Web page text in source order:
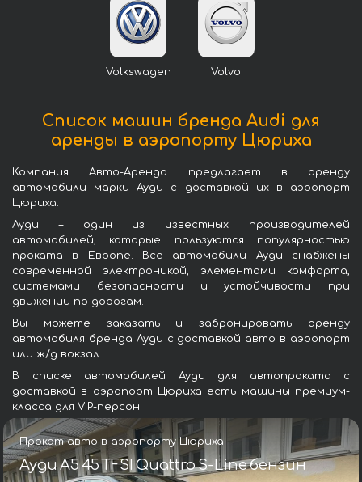
Volkswagen Volvo
Список машин бренда Audi для
аренды в аэропорту Цюриха
Компания Авто-Аренда предлагает в аренду
автомобили марки Ауди с доставкой их в аэропорт
Цюриха.
Ауди – один из известных производителей
автомобилей, которые пользуются популярностью
проката в Европе. Все автомобили Ауди снабжены
современной электроникой, элементами комфорта,
системами безопасности и устойчивости при
движении по дорогам.
Вы можете заказать и забронировать аренду
автомобиля бренда Ауди с доставкой авто в аэропорт
или ж/д вокзал.
В списке автомобилей Ауди для автопроката с
доставкой в аэропорт Цюриха есть машины премиум-
класса для VIP-персон.
Прокат авто в аэропорту Цюриха
Ауди A5 45 TFSI Quattro S-Line бензин